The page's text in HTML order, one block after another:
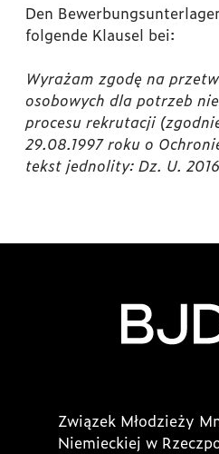
Den
folgende Klausel bei:
Wyrażam zgodę na
osobowych dla potrzeb
procesu rekrutacji
29.08.1997 roku o
tekst jednolity: Dz. U.
Związek Młodzieży
Niemieckiej w